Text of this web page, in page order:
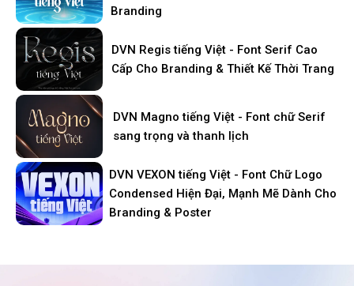
Branding
DVN Regis tiếng Việt - Font Serif Cao
Cấp Cho Branding & Thiết Kế Thời Trang
DVN Magno tiếng Việt - Font chữ Serif
sang trọng và thanh lịch
DVN VEXON tiếng Việt - Font Chữ Logo
Condensed Hiện Đại, Mạnh Mẽ Dành Cho
Branding & Poster